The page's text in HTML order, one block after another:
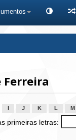
Ferreira
J K L M
primeiras letras: